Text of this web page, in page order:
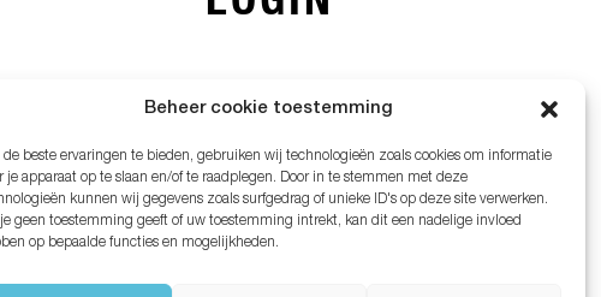
Beheer cookie toestemming
de beste ervaringen te bieden, gebruiken wij technologieën zoals cookies om informatie
je apparaat op te slaan en/of te raadplegen. Door in te stemmen met deze
kunnen wij gegevens zoals surfgedrag of unieke ID's op deze site verwerken.
geen toestemming geeft of uw toestemming intrekt, kan dit een nadelige invloed
op bepaalde functies en mogelijkheden.
vergeten?